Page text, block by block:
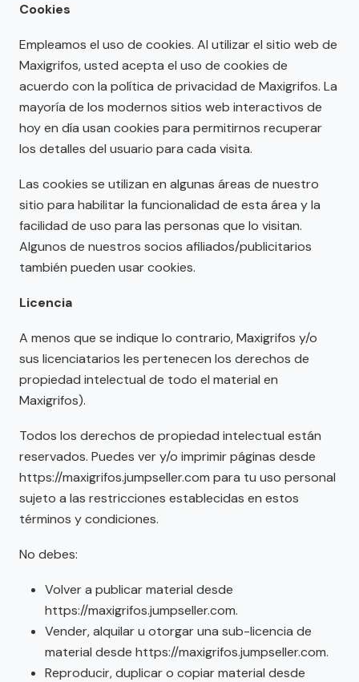
Cookies
Empleamos el uso de cookies. Al utilizar el sitio web de
Maxigrifos, usted acepta el uso de cookies de
acuerdo con la política de privacidad de Maxigrifos. La
mayoría de los modernos sitios web interactivos de
hoy en día usan cookies para permitirnos recuperar
los detalles del usuario para cada visita.
Las cookies se utilizan en algunas áreas de nuestro
sitio para habilitar la funcionalidad de esta área y la
facilidad de uso para las personas que lo visitan.
Algunos de nuestros socios afiliados/publicitarios
también pueden usar cookies.
Licencia
A menos que se indique lo contrario, Maxigrifos y/o
sus licenciatarios les pertenecen los derechos de
propiedad intelectual de todo el material en
Maxigrifos).
Todos los derechos de propiedad intelectual están
reservados. Puedes ver y/o imprimir páginas desde
https://maxigrifos.jumpseller.com para tu uso personal
sujeto a las restricciones establecidas en estos
términos y condiciones.
No debes:
Volver a publicar material desde
https://maxigrifos.jumpseller.com.
Vender, alquilar u otorgar una sub-licencia de
material desde https://maxigrifos.jumpseller.com.
Reproducir, duplicar o copiar material desde